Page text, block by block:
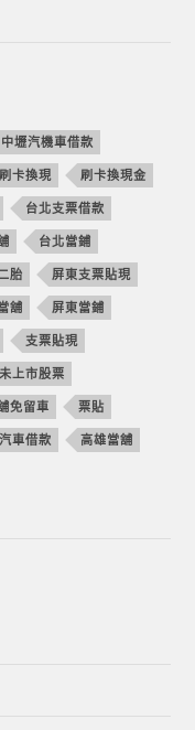
中壢汽機車借款
刷卡換現 刷卡換現金
台北支票借款
台北當鋪
胎 屏東支票貼現
舖 屏東當鋪
支票貼現
未上市股票
免留車 票貼
車借款 高雄當舖